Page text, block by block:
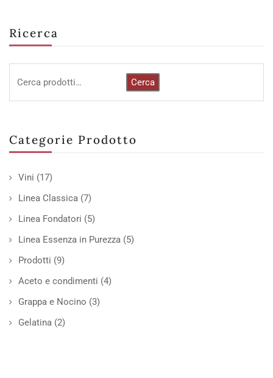
Ricerca
Cerca
Categorie Prodotto
Vini (17)
Linea Classica (7)
Linea Fondatori (5)
Linea Essenza in Purezza (5)
Prodotti (9)
Aceto e condimenti (4)
Grappa e Nocino (3)
Gelatina (2)